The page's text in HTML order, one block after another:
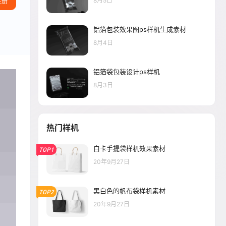
铝箔包装效果图ps样机生成素材
8月4日
铝箔袋包装设计ps样机
8月3日
热门样机
TOP1 白卡手提袋样机效果素材
20年9月27日
TOP2 黑白色的帆布袋样机素材
20年9月27日